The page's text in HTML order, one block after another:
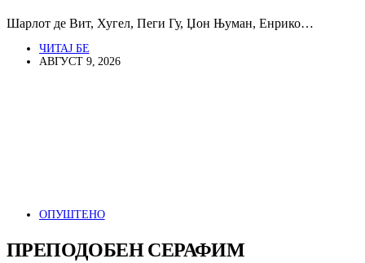
Шарлот де Вит, Хугел, Пеги Гу, Џон Њуман, Енрико…
ЧИТАЈ БЕ
АВГУСТ 9, 2026
ОПУШТЕНО
ПРЕПОДОБЕН СЕРАФИМ